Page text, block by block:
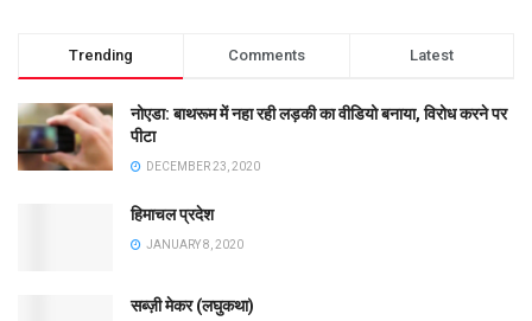
Trending Comments Latest
नोएडा: बाथरूम में नहा रही लड़की का वीडियो बनाया, विरोध करने पर
पीटा
DECEMBER 23, 2020
हिमाचल प्रदेश
JANUARY 8, 2020
सब्ज़ी मेकर (लघुकथा)